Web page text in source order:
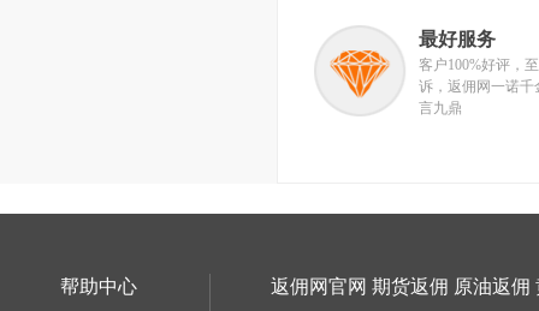
最好服务
客户100%好评，
诉，返佣网一诺千
言九鼎
帮助中心 返佣网官网 期货返佣 原油返